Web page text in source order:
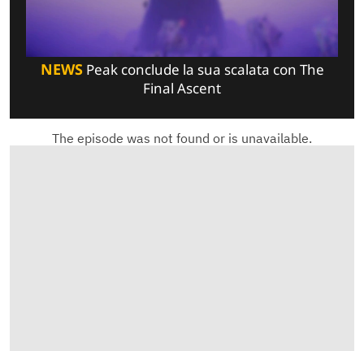
NEWSPeak conclude la sua scalata con The
Final Ascent